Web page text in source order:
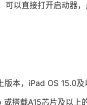
可以直接打开启动器
版本，iPad OS 15.0及
搭载A15芯片及以上